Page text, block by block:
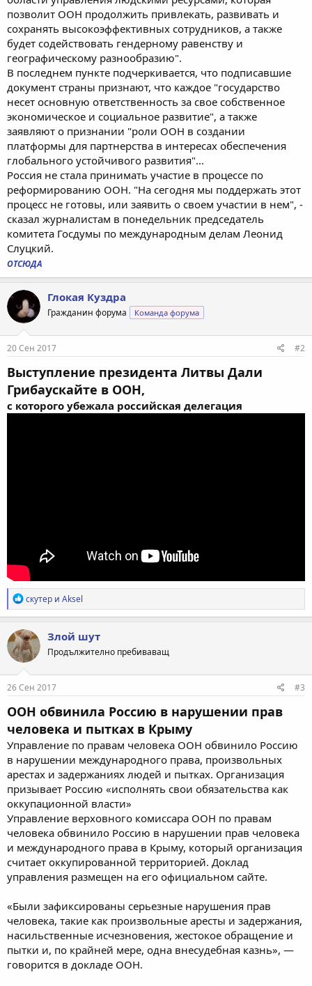
позволит ООН продолжить привлекать, развивать и
сохранять высокоэффективных сотрудников, а также
будет содействовать гендерному равенству и
географическому разнообразию".
В последнем пункте подчеркивается, что подписавшие
документ страны признают, что каждое "государство
несет основную ответственность за свое собственное
экономическое и социальное развитие", а также
заявляют о признании "роли ООН в создании
платформы для партнерства в интересах обеспечения
глобального устойчивого развития"...
Россия не стала принимать участие в процессе по
реформированию ООН. "На сегодня мы поддержать этот
процесс не готовы, или заявить о своем участии в нем", -
сказал журналистам в понедельник председатель
комитета Госдумы по международным делам Леонид
Слуцкий.
ОТСЮДА
Глокая Куздра
Гражданин форума Команда форума
20 Сен 2017 #2
Выступление президента Литвы Дали
Грибаускайте в ООН,
с которого убежала российская делегация
Р
е
а
к
ц
и
и
:
скутер и Aksel
Злой шут
Продължително пребиваващ
26 Сен 2017 #3
ООН обвинила Россию в нарушении прав
человека и пытках в Крыму
Управление по правам человека ООН обвинило Россию
в нарушении международного права, произвольных
арестах и задержаниях людей и пытках. Организация
призывает Россию «исполнять свои обязательства как
оккупационной власти»
Управление верховного комиссара ООН по правам
человека обвинило Россию в нарушении прав человека
и международного права в Крыму, который организация
считает оккупированной территорией. Доклад
управления размещен на его официальном сайте.
«Были зафиксированы серьезные нарушения прав
человека, такие как произвольные аресты и задержания,
насильственные исчезновения, жестокое обращение и
пытки и, по крайней мере, одна внесудебная казнь», —
говорится в докладе ООН.